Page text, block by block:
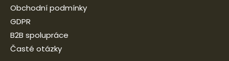
Obchodní podmínky
GDPR
B2B spolupráce
Časté otázky